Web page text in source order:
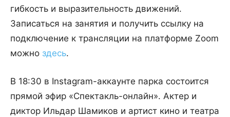
гибкость и выразительность движений.
Записаться на занятия и получить ссылку на
подключение к трансляции на платформе Zoom
можно здесь.
В 18:30 в Instagram-аккаунте парка состоится
прямой эфир «Спектакль-онлайн». Актер и
диктор Ильдар Шамиков и артист кино и театра